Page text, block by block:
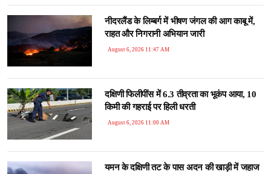
नीदरलैंड के लिम्बर्ग में भीषण जंगल की आग काबू में,
राहत और निगरानी अभियान जारी
August 6, 2026 11:47 AM
दक्षिणी फिलीपींस में 6.3 तीव्रता का भूकंप आया, 10
किमी की गहराई पर हिली धरती
August 6, 2026 11:00 AM
यमन के दक्षिणी तट के पास अदन की खाड़ी में जहाज